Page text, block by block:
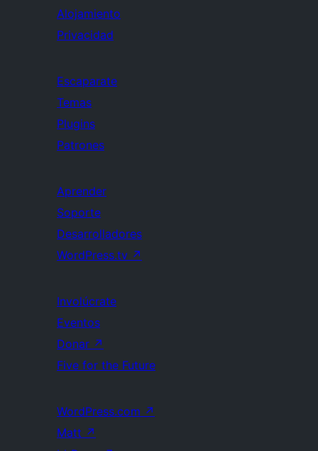
Alojamiento
Privacidad
Escaparate
Temas
Plugins
Patrones
Aprender
Soporte
Desarrolladores
WordPress.tv ↗
Involúcrate
Eventos
Donar ↗
Five for the Future
WordPress.com ↗
Matt ↗